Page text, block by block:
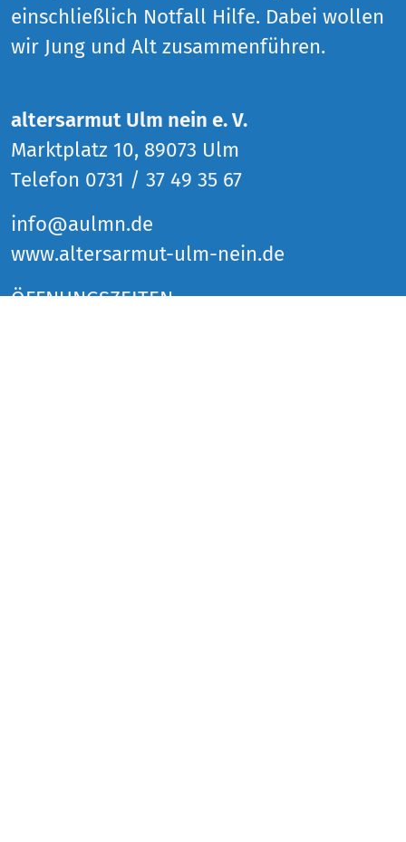
einschließlich Notfall Hilfe. Dabei wollen
wir Jung und Alt zusammenführen.
altersarmut Ulm nein e. V.
Marktplatz 10, 89073 Ulm
Telefon 0731 / 37 49 35 67
info@aulmn.de
www.altersarmut-ulm-nein.de
ÖFFNUNGSZEITEN